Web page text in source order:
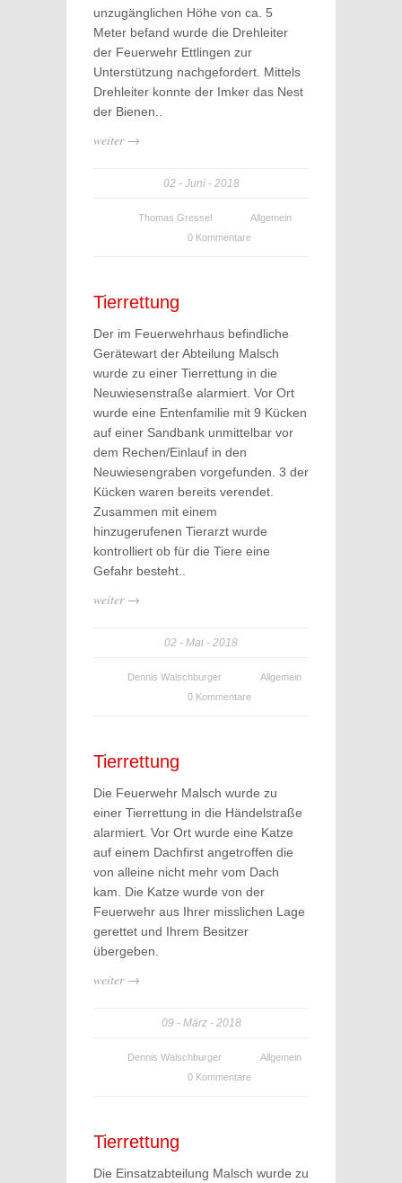
unzugänglichen Höhe von ca. 5
Meter befand wurde die Drehleiter
der Feuerwehr Ettlingen zur
Unterstützung nachgefordert. Mittels
Drehleiter konnte der Imker das Nest
der Bienen..
weiter →
02 Juni 2018
Thomas Gressel
Allgemein
0 Kommentare
Tierrettung
Der im Feuerwehrhaus befindliche
Gerätewart der Abteilung Malsch
wurde zu einer Tierrettung in die
Neuwiesenstraße alarmiert. Vor Ort
wurde eine Entenfamilie mit 9 Kücken
auf einer Sandbank unmittelbar vor
dem Rechen/Einlauf in den
Neuwiesengraben vorgefunden. 3 der
Kücken waren bereits verendet.
Zusammen mit einem
hinzugerufenen Tierarzt wurde
kontrolliert ob für die Tiere eine
Gefahr besteht..
weiter →
02 Mai 2018
Dennis Walschburger
Allgemein
0 Kommentare
Tierrettung
Die Feuerwehr Malsch wurde zu
einer Tierrettung in die Händelstraße
alarmiert. Vor Ort wurde eine Katze
auf einem Dachfirst angetroffen die
von alleine nicht mehr vom Dach
kam. Die Katze wurde von der
Feuerwehr aus Ihrer misslichen Lage
gerettet und Ihrem Besitzer
übergeben.
weiter →
09 März 2018
Dennis Walschburger
Allgemein
0 Kommentare
Tierrettung
Die Einsatzabteilung Malsch wurde zu